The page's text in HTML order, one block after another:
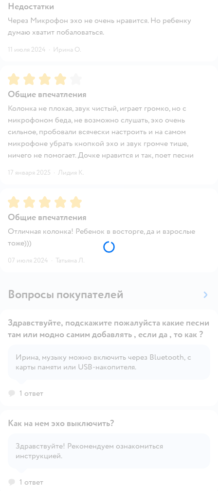
Недостатки
Через Микрофон эхо не очень нравится. Но ребенку
думаю хватит побаловаться.
11 июля 2024 · Ирина О.
Рейтинг:4
Общие впечатления
Колонка не плохая, звук чистый, играет громко, но с
микрофоном беда, не возможно слушать, эхо очень
сильное, пробовали всячески настроить и на самом
микрофоне убрать кнопкой эхо и звук громче тише,
ничего не помогает. Дочке нравится и так, поет песни
17 января 2025 · Лидия К.
Рейтинг:5
Общие впечатления
Отличная колонка! Ребенок в восторге, да и взрослые
тоже)))
07 июля 2024 · Татьяна Л.
Вопросы покупателей
Открыть вопрос
Здравствуйте, подскажите пожалуйста какие песни
там или модно самим добавлять , если да , то как ?
Ирина, музыку можно включить через Bluetooth, с
карты памяти или USB-накопителя.
1 ответ
Как на нем эхо выключить?
Здравствуйте! Рекомендуем ознакомиться
инструкцией.
1 ответ